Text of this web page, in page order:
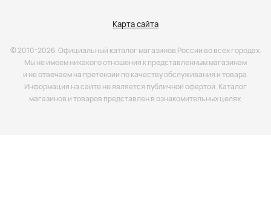
Карта сайта
© 2010-2026. Официальный каталог магазинов России во всех городах.
Мы не имеем никакого отношения к представленным магазинам
и не отвечаем на претензии по качеству обслуживания и товара.
Информация на сайте не является публичной офёртой. Каталог
магазинов и товаров представлен в ознакомительных целях.